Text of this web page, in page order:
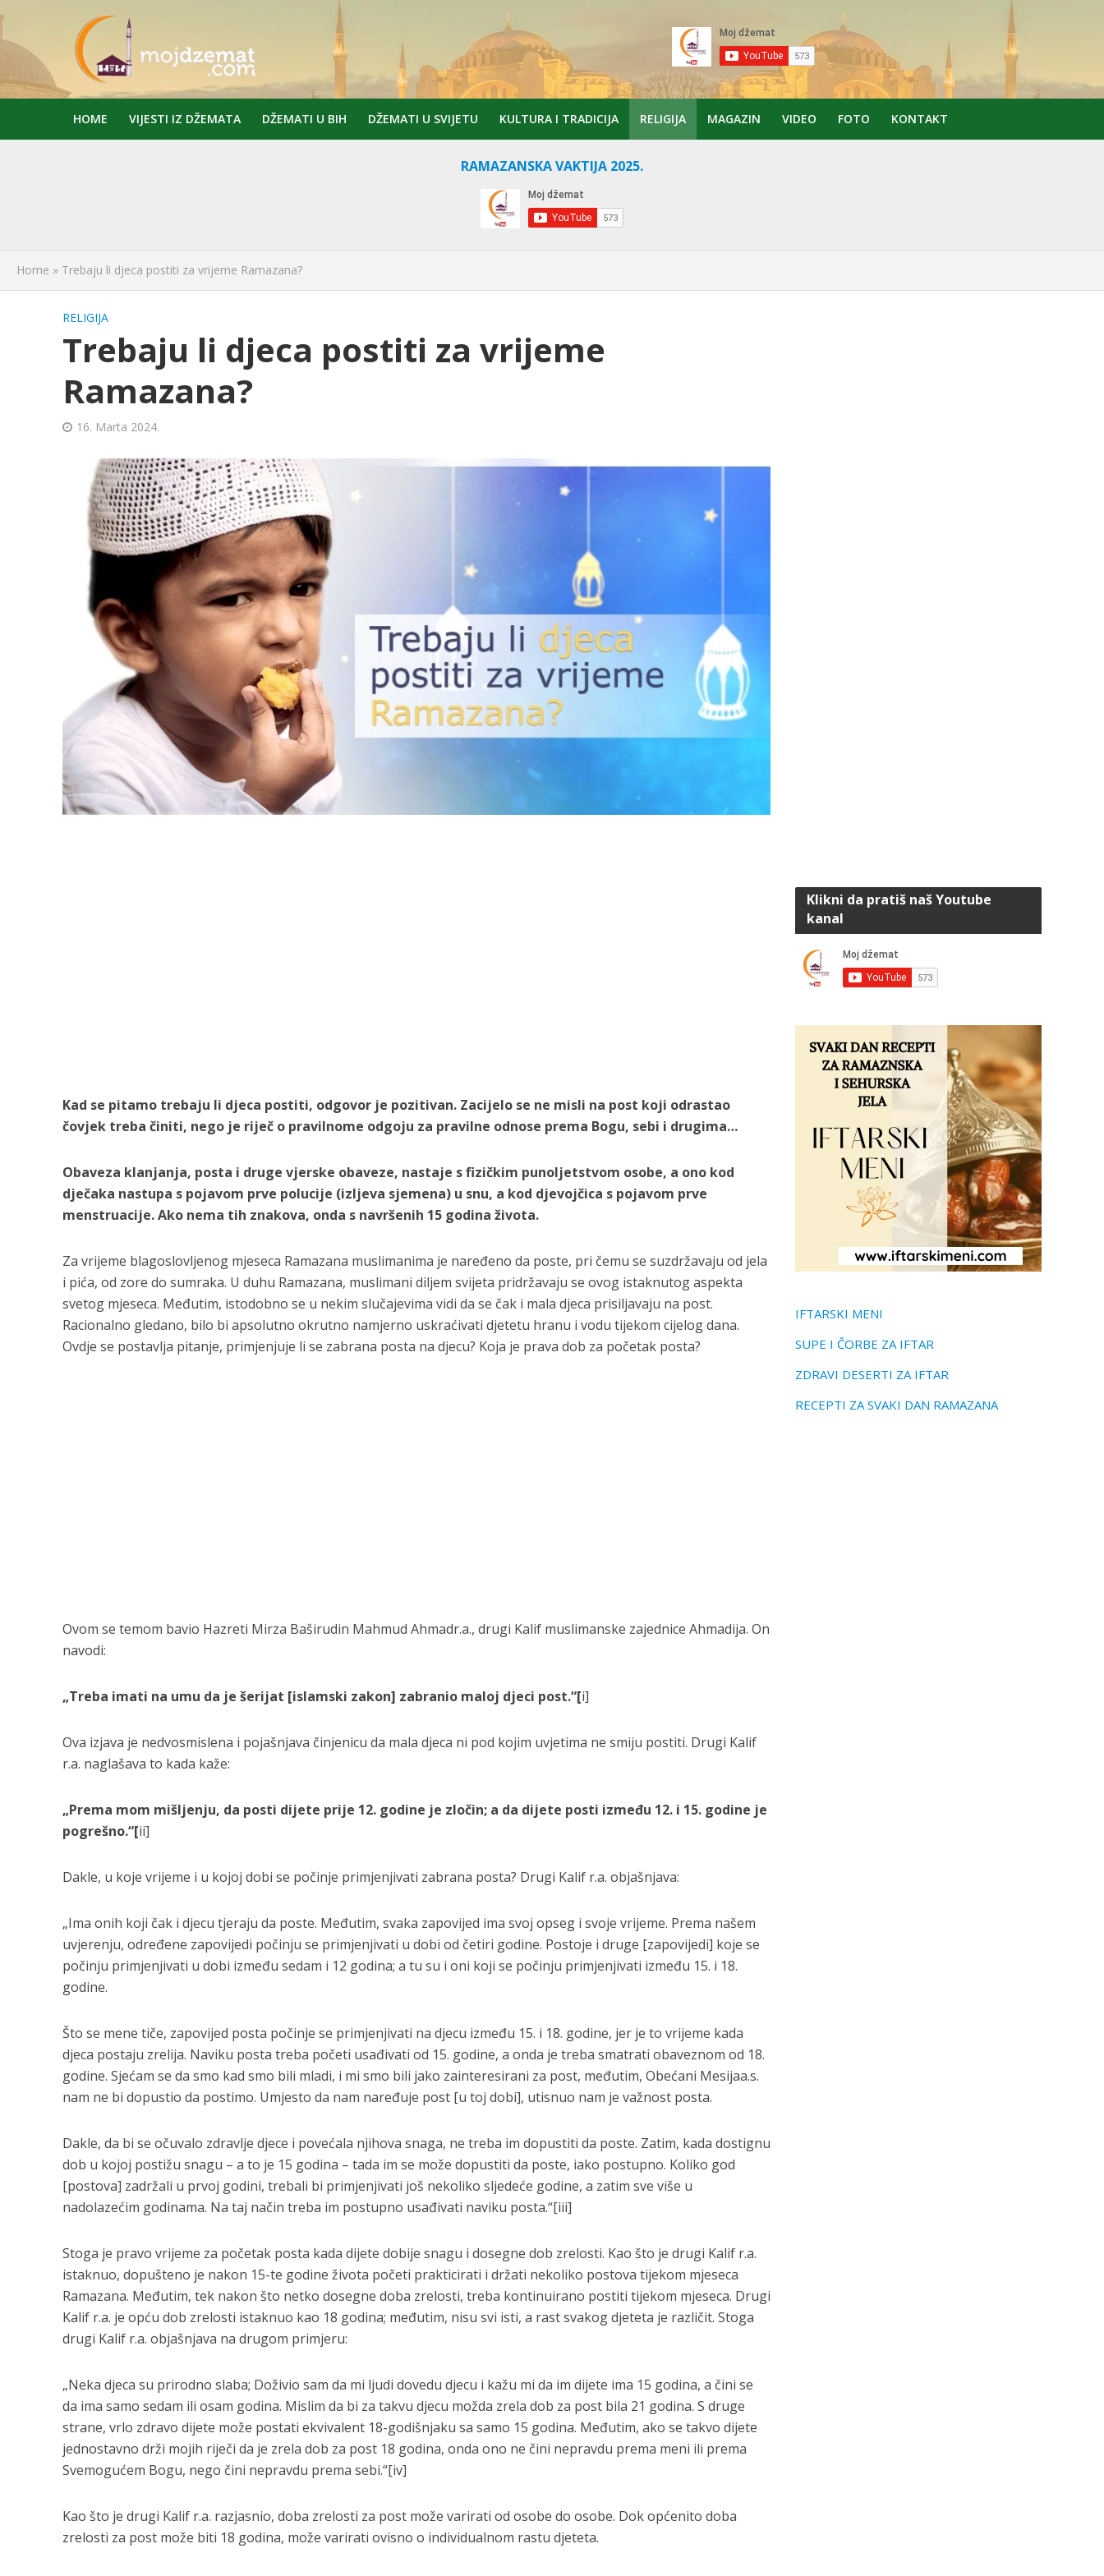
HOME VIJESTI IZ DŽEMATA DŽEMATI U BIH DŽEMATI U SVIJETU KULTURA I TRADICIJA RELIGIJA MAGAZIN VIDEO FOTO KONTAKT
RAMAZANSKA VAKTIJA 2025.
Home » Trebaju li djeca postiti za vrijeme Ramazana?
RELIGIJA
Trebaju li djeca postiti za vrijeme
Ramazana?
16. Marta 2024.
Kad se pitamo trebaju li djeca postiti, odgovor je pozitivan. Zacijelo se ne misli na post koji odrastao
čovjek treba činiti, nego je riječ o pravilnome odgoju za pravilne odnose prema Bogu, sebi i drugima…
Obaveza klanjanja, posta i druge vjerske obaveze, nastaje s fizičkim punoljetstvom osobe, a ono kod
dječaka nastupa s pojavom prve polucije (izljeva sjemena) u snu, a kod djevojčica s pojavom prve
menstruacije. Ako nema tih znakova, onda s navršenih 15 godina života.
Za vrijeme blagoslovljenog mjeseca Ramazana muslimanima je naređeno da poste, pri čemu se suzdržavaju od jela
i pića, od zore do sumraka. U duhu Ramazana, muslimani diljem svijeta pridržavaju se ovog istaknutog aspekta
svetog mjeseca. Međutim, istodobno se u nekim slučajevima vidi da se čak i mala djeca prisiljavaju na post.
Racionalno gledano, bilo bi apsolutno okrutno namjerno uskraćivati ​​djetetu hranu i vodu tijekom cijelog dana.
Ovdje se postavlja pitanje, primjenjuje li se zabrana posta na djecu? Koja je prava dob za početak posta?
Ovom se temom bavio Hazreti Mirza Baširudin Mahmud Ahmadr.a., drugi Kalif muslimanske zajednice Ahmadija. On
navodi:
„Treba imati na umu da je šerijat [islamski zakon] zabranio maloj djeci post.“[i]
Ova izjava je nedvosmislena i pojašnjava činjenicu da mala djeca ni pod kojim uvjetima ne smiju postiti. Drugi Kalif
r.a. naglašava to kada kaže:
„Prema mom mišljenju, da posti dijete prije 12. godine je zločin; a da dijete posti između 12. i 15. godine je
pogrešno.“[ii]
Dakle, u koje vrijeme i u kojoj dobi se počinje primjenjivati ​​zabrana posta? Drugi Kalif r.a. objašnjava:
„Ima onih koji čak i djecu tjeraju da poste. Međutim, svaka zapovijed ima svoj opseg i svoje vrijeme. Prema našem
uvjerenju, određene zapovijedi počinju se primjenjivati ​​u dobi od četiri godine. Postoje i druge [zapovijedi] koje se
počinju primjenjivati ​​u dobi između sedam i 12 godina; a tu su i oni koji se počinju primjenjivati ​​između 15. i 18.
godine.
Što se mene tiče, zapovijed posta počinje se primjenjivati ​​na djecu između 15. i 18. godine, jer je to vrijeme kada
djeca postaju zrelija. Naviku posta treba početi usađivati ​​od 15. godine, a onda je treba smatrati obaveznom od 18.
godine. Sjećam se da smo kad smo bili mladi, i mi smo bili jako zainteresirani za post, međutim, Obećani Mesijaa.s.
nam ne bi dopustio da postimo. Umjesto da nam naređuje post [u toj dobi], utisnuo nam je važnost posta.
Dakle, da bi se očuvalo zdravlje djece i povećala njihova snaga, ne treba im dopustiti da poste. Zatim, kada dostignu
dob u kojoj postižu snagu – a to je 15 godina – tada im se može dopustiti da poste, iako postupno. Koliko god
[postova] zadržali u prvoj godini, trebali bi primjenjivati još nekoliko sljedeće godine, a zatim sve više u
nadolazećim godinama. Na taj način treba im postupno usađivati ​​naviku posta.“[iii]
Stoga je pravo vrijeme za početak posta kada dijete dobije snagu i dosegne dob zrelosti. Kao što je drugi Kalif r.a.
istaknuo, dopušteno je nakon 15-te godine života početi prakticirati i držati nekoliko postova tijekom mjeseca
Ramazana. Međutim, tek nakon što netko dosegne doba zrelosti, treba kontinuirano postiti tijekom mjeseca. Drugi
Kalif r.a. je opću dob zrelosti istaknuo kao 18 godina; međutim, nisu svi isti, a rast svakog djeteta je različit. Stoga
drugi Kalif r.a. objašnjava na drugom primjeru:
„Neka djeca su prirodno slaba; Doživio sam da mi ljudi dovedu djecu i kažu mi da im dijete ima 15 godina, a čini se
da ima samo sedam ili osam godina. Mislim da bi za takvu djecu možda zrela dob za post bila 21 godina. S druge
strane, vrlo zdravo dijete može postati ekvivalent 18-godišnjaku sa samo 15 godina. Međutim, ako se takvo dijete
jednostavno drži mojih riječi da je zrela dob za post 18 godina, onda ono ne čini nepravdu prema meni ili prema
Svemogućem Bogu, nego čini nepravdu prema sebi.“[iv]
Kao što je drugi Kalif r.a. razjasnio, doba zrelosti za post može varirati od osobe do osobe. Dok općenito doba
zrelosti za post može biti 18 godina, može varirati ovisno o individualnom rastu djeteta.
Klikni da pratiš naš Youtube
kanal
IFTARSKI MENI
SUPE I ČORBE ZA IFTAR
ZDRAVI DESERTI ZA IFTAR
RECEPTI ZA SVAKI DAN RAMAZANA